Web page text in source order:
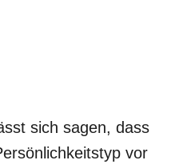
sich sagen, dass
vor